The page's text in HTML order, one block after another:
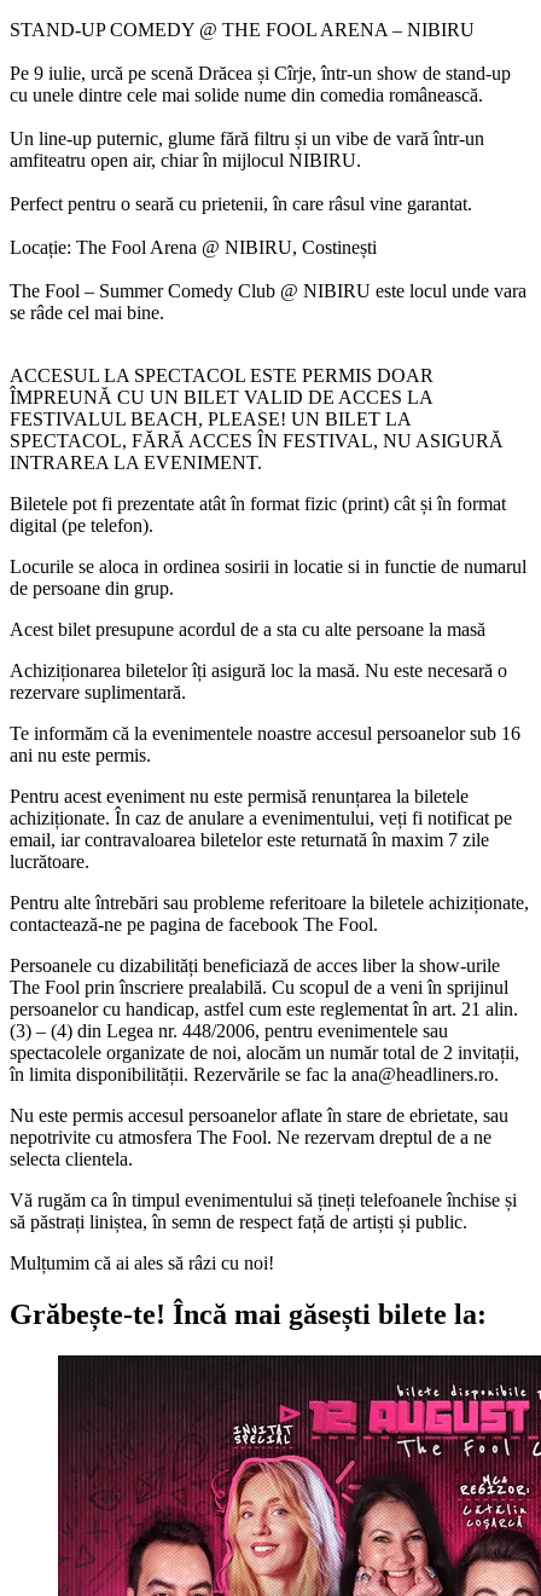
STAND-UP COMEDY @ THE FOOL ARENA – NIBIRU
Pe 9 iulie, urcă pe scenă Drăcea și Cîrje, într-un show de stand-up
cu unele dintre cele mai solide nume din comedia românească.
Un line-up puternic, glume fără filtru și un vibe de vară într-un
amfiteatru open air, chiar în mijlocul NIBIRU.
Perfect pentru o seară cu prietenii, în care râsul vine garantat.
Locație: The Fool Arena @ NIBIRU, Costinești
The Fool – Summer Comedy Club @ NIBIRU este locul unde vara
se râde cel mai bine.
ACCESUL LA SPECTACOL ESTE PERMIS DOAR
ÎMPREUNĂ CU UN BILET VALID DE ACCES LA
FESTIVALUL BEACH, PLEASE! UN BILET LA
SPECTACOL, FĂRĂ ACCES ÎN FESTIVAL, NU ASIGURĂ
INTRAREA LA EVENIMENT.
Biletele pot fi prezentate atât în format fizic (print) cât și în format
digital (pe telefon).
Locurile se aloca in ordinea sosirii in locatie si in functie de numarul
de persoane din grup.
Acest bilet presupune acordul de a sta cu alte persoane la masă
Achiziționarea biletelor îți asigură loc la masă. Nu este necesară o
rezervare suplimentară.
Te informăm că la evenimentele noastre accesul persoanelor sub 16
ani nu este permis.
Pentru acest eveniment nu este permisă renunțarea la biletele
achiziționate. În caz de anulare a evenimentului, veți fi notificat pe
email, iar contravaloarea biletelor este returnată în maxim 7 zile
lucrătoare.
Pentru alte întrebări sau probleme referitoare la biletele achiziționate,
contactează-ne pe pagina de facebook The Fool.
Persoanele cu dizabilități beneficiază de acces liber la show-urile
The Fool prin înscriere prealabilă. Cu scopul de a veni în sprijinul
persoanelor cu handicap, astfel cum este reglementat în art. 21 alin.
(3) – (4) din Legea nr. 448/2006, pentru evenimentele sau
spectacolele organizate de noi, alocăm un număr total de 2 invitații,
în limita disponibilității. Rezervările se fac la ana@headliners.ro.
Nu este permis accesul persoanelor aflate în stare de ebrietate, sau
nepotrivite cu atmosfera The Fool. Ne rezervam dreptul de a ne
selecta clientela.
Vă rugăm ca în timpul evenimentului să țineți telefoanele închise și
să păstrați liniștea, în semn de respect față de artiști și public.
Mulțumim că ai ales să râzi cu noi!
Grăbește-te! Încă mai găsești bilete la: